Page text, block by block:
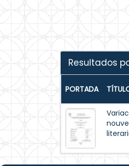
Resultados
PORTADA